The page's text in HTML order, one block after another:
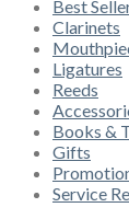
Best
Clarinets
Ligatures
Reeds
Books &
Gifts
Service